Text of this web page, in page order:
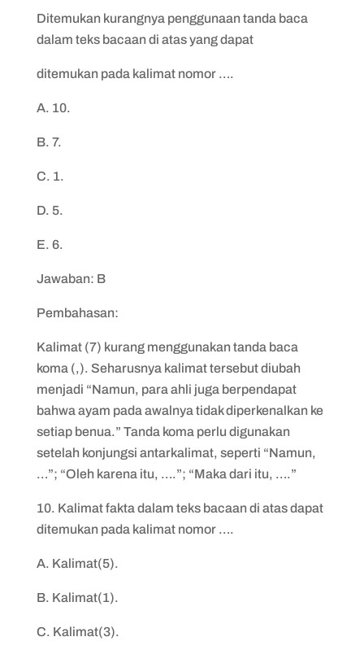
Ditemukan kurangnya penggunaan tanda baca
dalam teks bacaan di atas yang dapat
ditemukan pada kalimat nomor ….
A. 10.
B. 7.
C. 1.
D. 5.
E. 6.
Jawaban: B
Pembahasan:
Kalimat (7) kurang menggunakan tanda baca
koma (,). Seharusnya kalimat tersebut diubah
menjadi “Namun, para ahli juga berpendapat
bahwa ayam pada awalnya tidak diperkenalkan ke
setiap benua.” Tanda koma perlu digunakan
setelah konjungsi antarkalimat, seperti “Namun,
…”; “Oleh karena itu, ….”; “Maka dari itu, ….”
10. Kalimat fakta dalam teks bacaan di atas dapat
ditemukan pada kalimat nomor ….
A. Kalimat(5).
B. Kalimat(1).
C. Kalimat(3).